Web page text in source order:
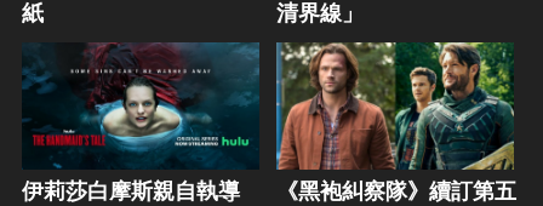
紙
清界線」
伊莉莎白摩斯親自執導
《黑袍糾察隊》續訂第五